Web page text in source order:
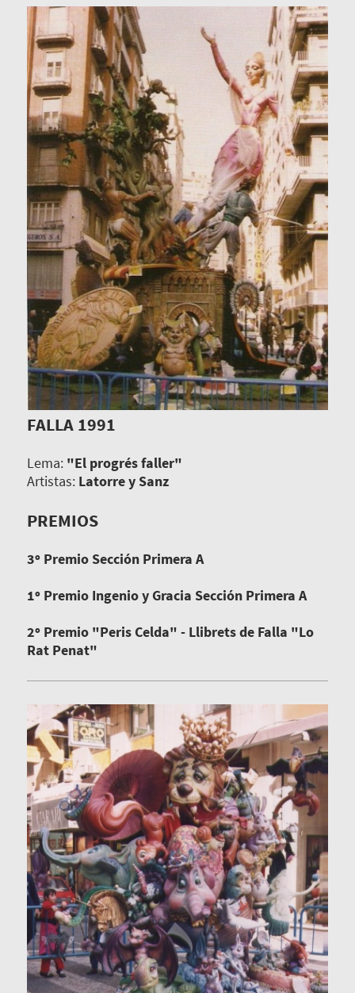
FALLA 1991
Lema: "El progrés faller"
Artistas: Latorre y Sanz
PREMIOS
3º Premio Sección Primera A
1º Premio Ingenio y Gracia Sección Primera A
2º Premio "Peris Celda" - Llibrets de Falla "Lo
Rat Penat"